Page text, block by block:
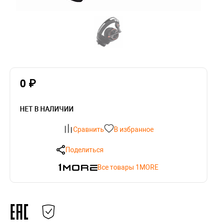
0 ₽
НЕТ В НАЛИЧИИ
Сравнить В избранное
Поделиться
Все товары 1MORE